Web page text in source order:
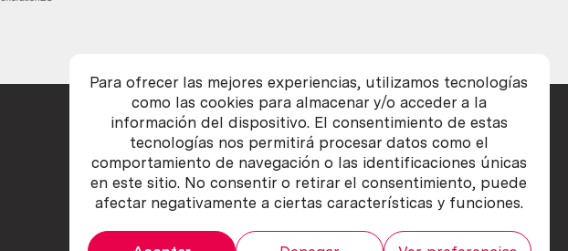
Para ofrecer las mejores experiencias, utilizamos tecnologías
como las cookies para almacenar y/o acceder a la
información del dispositivo. El consentimiento de estas
tecnologías nos permitirá procesar datos como el
comportamiento de navegación o las identificaciones únicas
en este sitio. No consentir o retirar el consentimiento, puede
afectar negativamente a ciertas características y funciones.